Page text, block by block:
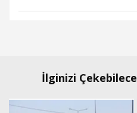
İlginizi